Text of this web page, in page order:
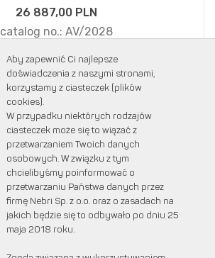
26 887,00PLN
catalog no.: AV/2028
DO KOSZYKA
Aby zapewnić Ci najlepsze
doświadczenia z naszymi stronami,
korzystamy z ciasteczek (plików
cookies).
W przypadku niektórych rodzajów
ciasteczek może się to wiązać z
przetwarzaniem Twoich danych
osobowych. W związku z tym
chcielibyśmy poinformować o
przetwarzaniu Państwa danych przez
firmę Nebri Sp. z o.o. oraz o zasadach na
jakich będzie się to odbywało po dniu 25
maja 2018 roku.